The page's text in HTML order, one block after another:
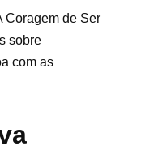
Coragem de Ser
sobre
com as